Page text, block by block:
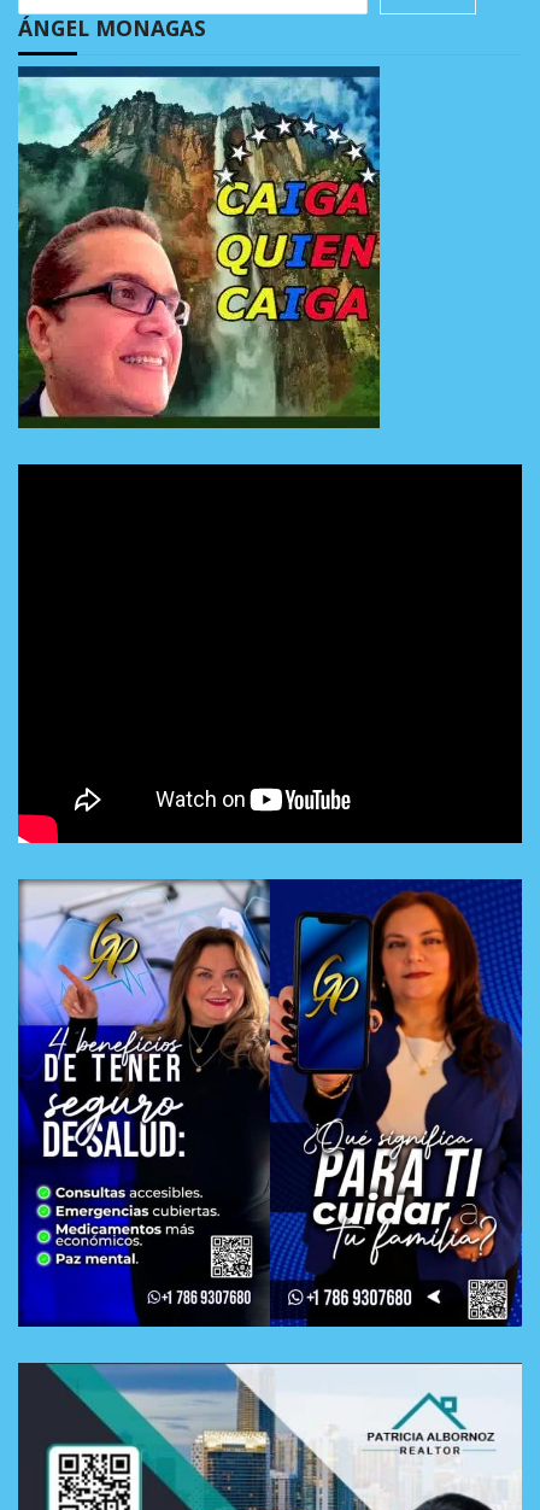
ÁNGEL MONAGAS